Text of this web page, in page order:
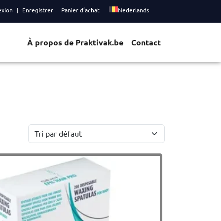
Enregistrer Panier d’achat Nederlands
À propos de Praktivak.be Contact